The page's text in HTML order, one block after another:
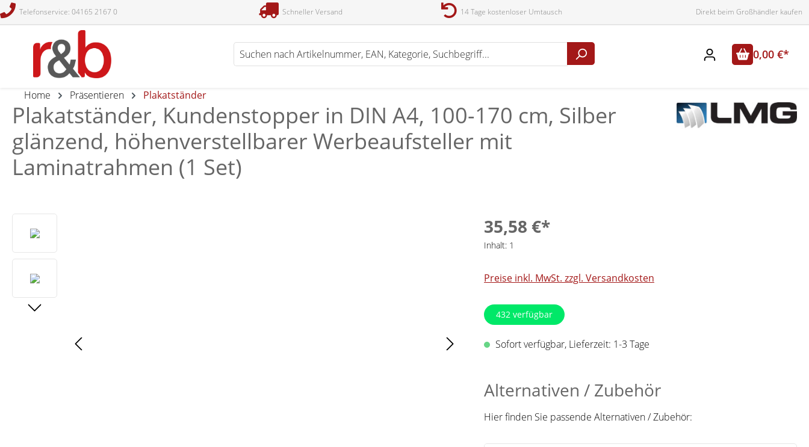
Zur Suche springen
Telefonservice: 04165 2167 0 Schneller Versand 14 Tage kostenloser Umtausch Direkt beim Großhändler kaufen
0,00 €*
Home Präsentieren Plakatständer
Plakatständer, Kundenstopper in DIN A4, 100-170 cm, Silber
glänzend, höhenverstellbarer Werbeaufsteller mit
Laminatrahmen (1 Set)
35,58 €*
Inhalt: 1
Preise inkl. MwSt. zzgl. Versandkosten
432 verfügbar
Sofort verfügbar, Lieferzeit: 1-3 Tage
Alternativen / Zubehör
Hier finden Sie passende Alternativen / Zubehör: